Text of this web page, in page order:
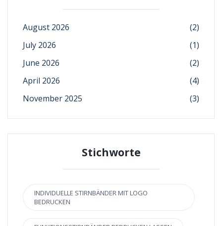
August 2026
(2)
July 2026
(1)
June 2026
(2)
April 2026
(4)
November 2025
(3)
Stichworte
INDIVIDUELLE STIRNBÄNDER MIT LOGO
BEDRUCKEN